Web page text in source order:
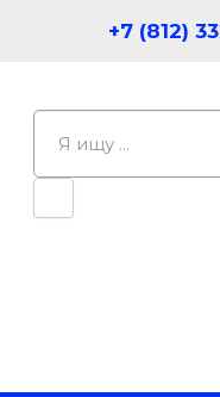
+7 (812)